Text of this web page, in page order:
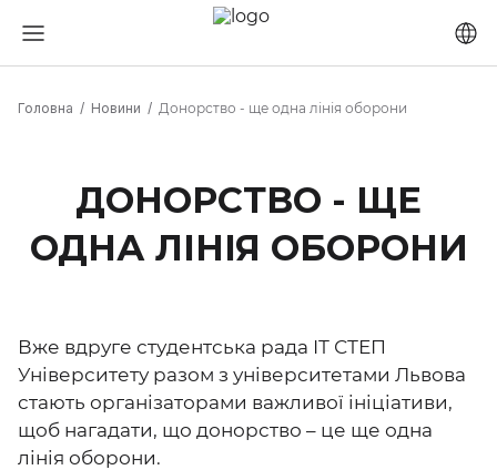
Головна Новини Донорство - ще одна лінія оборони
ДОНОРСТВО - ЩЕ
ОДНА ЛІНІЯ ОБОРОНИ
Вже вдруге студентська рада ІТ СТЕП
Університету разом з університетами Львова
стають організаторами важливої ініціативи,
щоб нагадати, що донорство – це ще одна
лінія оборони.